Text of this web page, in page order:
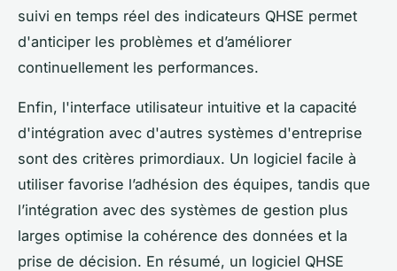
suivi en temps réel des indicateurs QHSE permet
d'anticiper les problèmes et d’améliorer
continuellement les performances.
Enfin, l'interface utilisateur intuitive et la capacité
d'intégration avec d'autres systèmes d'entreprise
sont des critères primordiaux. Un logiciel facile à
utiliser favorise l’adhésion des équipes, tandis que
l’intégration avec des systèmes de gestion plus
larges optimise la cohérence des données et la
prise de décision. En résumé, un logiciel QHSE